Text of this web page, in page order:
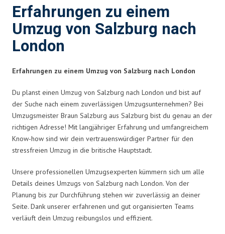
Erfahrungen zu einem
Umzug von Salzburg nach
London
Erfahrungen zu einem Umzug von Salzburg nach London
Du planst einen Umzug von Salzburg nach London und bist auf
der Suche nach einem zuverlässigen Umzugsunternehmen? Bei
Umzugsmeister Braun Salzburg aus Salzburg bist du genau an der
richtigen Adresse! Mit langjähriger Erfahrung und umfangreichem
Know-how sind wir dein vertrauenswürdiger Partner für den
stressfreien Umzug in die britische Hauptstadt.
Unsere professionellen Umzugsexperten kümmern sich um alle
Details deines Umzugs von Salzburg nach London. Von der
Planung bis zur Durchführung stehen wir zuverlässig an deiner
Seite. Dank unserer erfahrenen und gut organisierten Teams
verläuft dein Umzug reibungslos und effizient.